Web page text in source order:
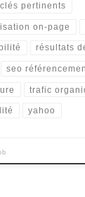
pertinents
on-page
résultats
seo
trafic
yahoo